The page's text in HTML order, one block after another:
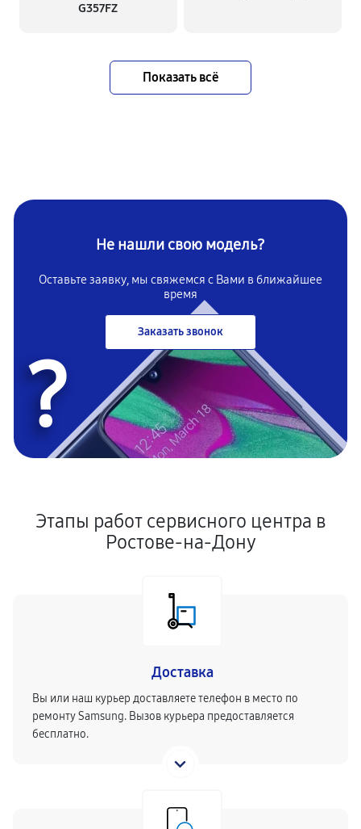
G357FZ
Показать всё
Не нашли свою модель?
Оставьте заявку, мы свяжемся с Вами в ближайшее
время
Заказать звонок
?
Этапы работ сервисного центра в
Ростове-на-Дону
Доставка
Вы или наш курьер доставляете телефон в место по
ремонту Samsung. Вызов курьера предоставляется
бесплатно.